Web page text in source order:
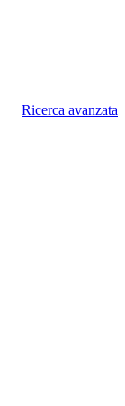
Ricerca avanzata